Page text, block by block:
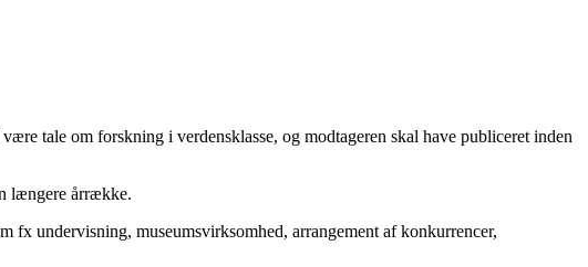
tale om forskning i verdensklasse, og modtageren skal have publiceret inden
længere årrække.
fx undervisning, museumsvirksomhed, arrangement af konkurrencer,